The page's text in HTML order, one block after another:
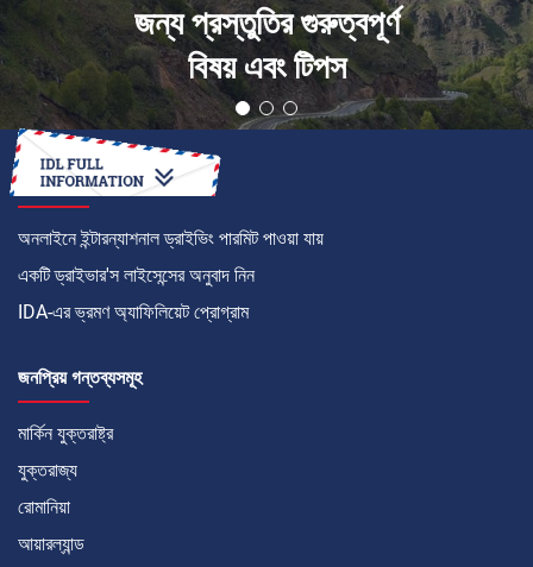
জন্য প্রস্তুতির গুরুত্বপূর্ণ
বিষয় এবং টিপস
কীভাবে
অনলাইনে ইন্টারন্যাশনাল ড্রাইভিং পারমিট পাওয়া যায়
একটি ড্রাইভার'স লাইসেন্সের অনুবাদ নিন
IDA-এর ভ্রমণ অ্যাফিলিয়েট প্রোগ্রাম
জনপ্রিয় গন্তব্যসমূহ
মার্কিন যুক্তরাষ্ট্র
যুক্তরাজ্য
রোমানিয়া
আয়ারল্যান্ড